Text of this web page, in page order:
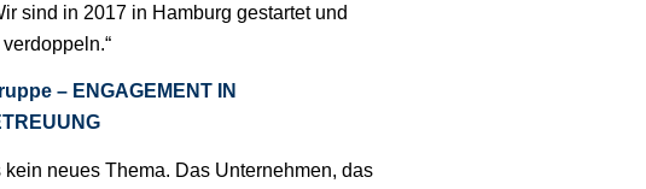
sind in 2017 in Hamburg gestartet und
– ENGAGEMENT IN
neues Thema. Das Unternehmen, das